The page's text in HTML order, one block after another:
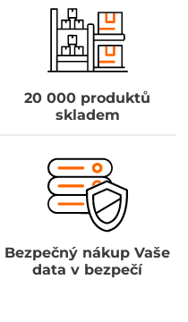
20 000 produktů
skladem
Bezpečný nákup Vaše
data v bezpečí